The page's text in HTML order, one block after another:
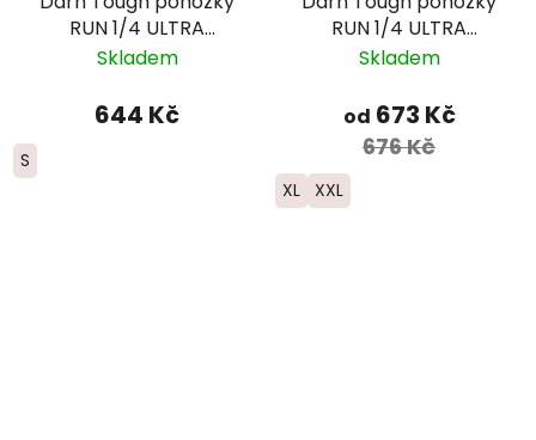
RUN 1/4 ULTRA
Lightweight Merino -
Skladem
644 Kč
S
RUN 1/4 ULTRA
Lightweight s
černé
Skladem
od 673 Kč
676 Kč
XL XXL